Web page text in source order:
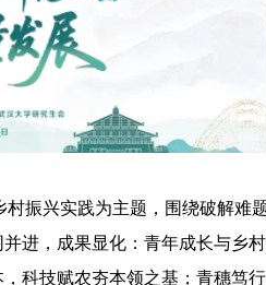
村振兴实践为主题，围绕破解难
进，成果显化：青年成长与乡
，科技赋农夯本领之基；青穗笃